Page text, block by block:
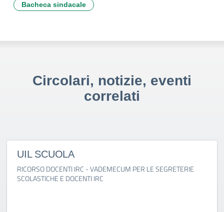
Bacheca sindacale
Circolari, notizie, eventi
correlati
UIL SCUOLA
RICORSO DOCENTI IRC - VADEMECUM PER LE SEGRETERIE
SCOLASTICHE E DOCENTI IRC